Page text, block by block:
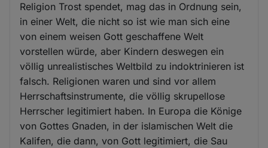
Religion Trost spendet, mag das in Ordnung sein,
in einer Welt, die nicht so ist wie man sich eine
von einem weisen Gott geschaffene Welt
vorstellen würde, aber Kindern deswegen ein
völlig unrealistisches Weltbild zu indoktrinieren ist
falsch. Religionen waren und sind vor allem
Herrschaftsinstrumente, die völlig skrupellose
Herrscher legitimiert haben. In Europa die Könige
von Gottes Gnaden, in der islamischen Welt die
Kalifen, die dann, von Gott legitimiert, die Sau